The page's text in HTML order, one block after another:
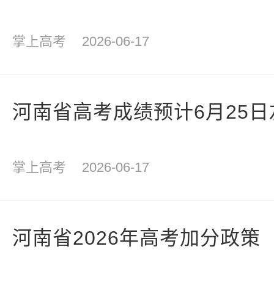
掌上高考 2026-06-17
河南省高考成绩预计6月25
掌上高考 2026-06-17
河南省2026年高考加分政策